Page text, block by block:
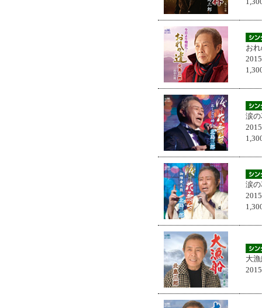
お
涙
涙
大